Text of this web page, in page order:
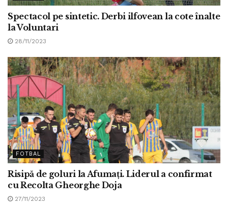
Spectacol pe sintetic. Derbi ilfovean la cote înalte
la Voluntari
28/11/2023
FOTBAL
Risipă de goluri la Afumați. Liderul a confirmat
cu Recolta Gheorghe Doja
27/11/2023